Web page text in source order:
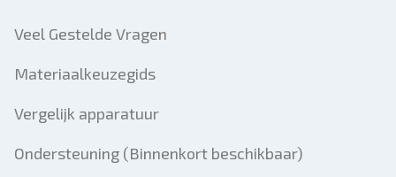
Veel Gestelde Vragen
Materiaalkeuzegids
Vergelijk apparatuur
Ondersteuning (Binnenkort beschikbaar)